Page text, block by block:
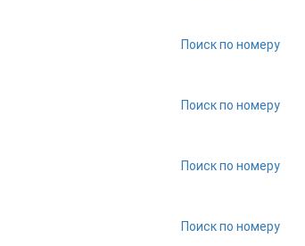
8654-Поиск по номеру
Поиск по номеру
Поиск по номеру
Поиск по номеру